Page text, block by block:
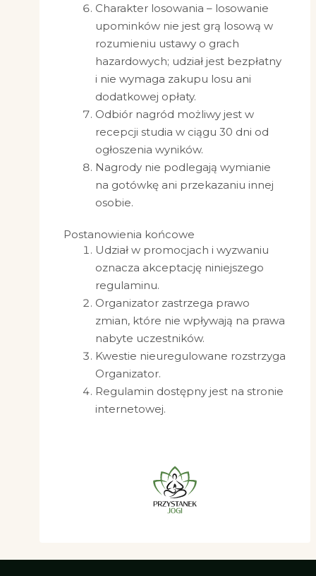
Charakter losowania – losowanie
upominków nie jest grą losową w
rozumieniu ustawy o grach
hazardowych; udział jest bezpłatny
i nie wymaga zakupu losu ani
dodatkowej opłaty.
Odbiór nagród możliwy jest w
recepcji studia w ciągu 30 dni od
ogłoszenia wyników.
Nagrody nie podlegają wymianie
na gotówkę ani przekazaniu innej
osobie.
Postanowienia końcowe
Udział w promocjach i wyzwaniu
oznacza akceptację niniejszego
regulaminu.
Organizator zastrzega prawo
zmian, które nie wpływają na prawa
nabyte uczestników.
Kwestie nieuregulowane rozstrzyga
Organizator.
Regulamin dostępny jest na stronie
internetowej.